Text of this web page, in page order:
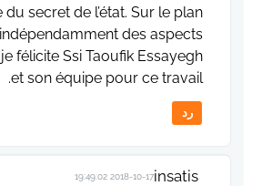
secret de l’état. Sur le plan
des aspects
félicite Ssi Taoufik Essayegh
et son équipe pour ce travail.
رد
insatis
2018-10-17 19:49:02